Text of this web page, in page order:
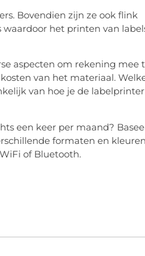
Bovendien zijn ze ook flink
het printen van
aspecten om rekening mee
van het materiaal.
van hoe je de
een keer per maand?
formaten en kleuren
of Bluetooth.